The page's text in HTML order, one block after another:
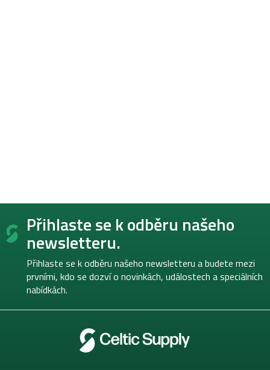
Z
Přihlaste se k odběru našeho
newsletteru.
Přihlaste se k odběru našeho newsletteru a budete mezi
prvními, kdo se dozví o novinkách, událostech a speciálních
nabídkách.